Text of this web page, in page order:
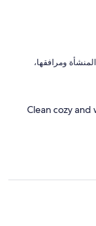
عناصر نالت الإعجاب: ⁦النظافة⁩، و⁦وسائل الراحة⁩، و⁦حالة المنشأة ومرافقها⁩،
Clean cozy and